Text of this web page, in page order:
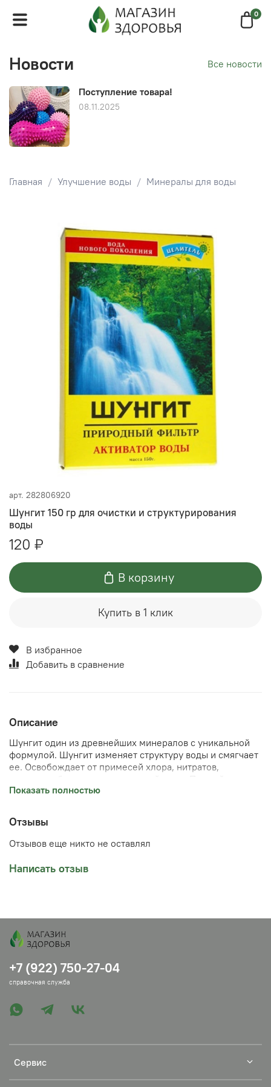
0
Главная Улучшение воды Минералы для воды
арт. 282806920
Шунгит 150 гр для очистки и структурирования
воды
120 ₽
В корзину
Купить в 1 клик
В избранное
Добавить в сравнение
Описание
Шунгит один из древнейших минералов с уникальной
формулой. Шунгит изменяет структуру воды и смягчает
ее. Освобождает от примесей хлора, нитратов,
камни при первом использовании. Залейте водой 2
Рекомендуется промывать камни раз в неделю.
Желательно менять шунгит раз в полгода. Фракция
камня 1-3 см. Прилагается инструкция. Купить шунгит
можно в Челябинске в ТК Набережный (Кирова, 27 с.
20) или заказать доставку в ваш город.
Показать полностью
Отзывы
Отзывов еще никто не оставлял
Написать отзыв
Новости Все новости
Поступление товара!
08.11.2025
Сервис
+7 (922) 750-27-04
справочная служба